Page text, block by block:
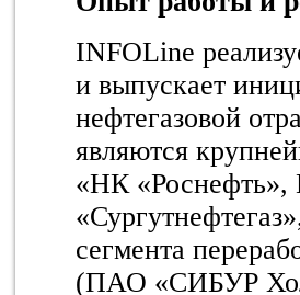
INFOLine
и выпускает
нефтегазовой
являются
«НК
сегмента
(ПАО «СИБУР